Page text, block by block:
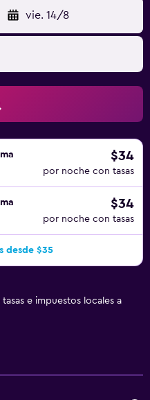
vie. 14/8
$34
por noche con tasas
$34
por noche con tasas
desde $35
e impuestos locales a